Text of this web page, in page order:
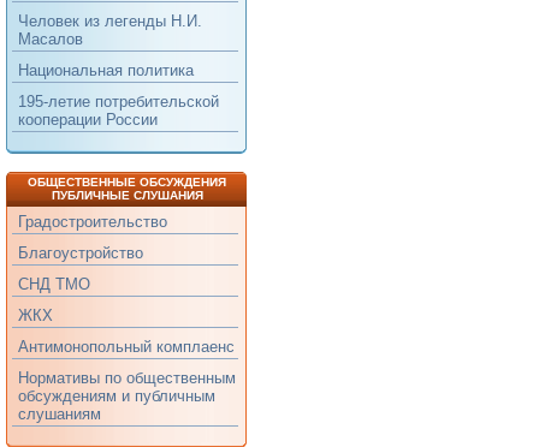
Человек из легенды Н.И.
Масалов
Национальная политика
195-летие потребительской
кооперации России
ОБЩЕСТВЕННЫЕ ОБСУЖДЕНИЯ
ПУБЛИЧНЫЕ СЛУШАНИЯ
Градостроительство
Благоустройство
СНД ТМО
ЖКХ
Антимонопольный комплаенс
Нормативы по общественным
обсуждениям и публичным
слушаниям